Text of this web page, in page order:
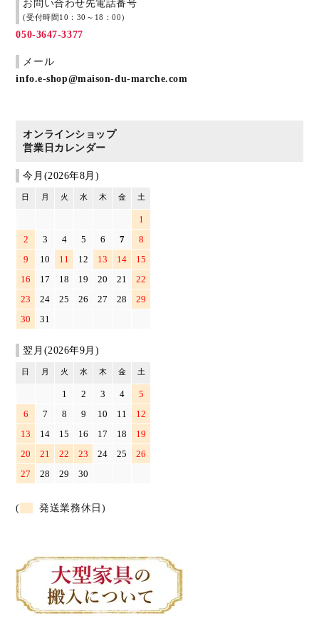
お問い合わせ先電話番号
(受付時間10：30～18：00）
050-3647-3377
メール
info.e-shop@maison-du-marche.com
オンラインショップ
営業日カレンダー
今月(2026年8月)
日 月 火 水 木 金 土
1
2
3 4 5 6 7
8
9
10 11 12 13 14
15
16
17 18 19 20 21
22
23
24 25 26 27 28
29
30
31
翌月(2026年9月)
日 月 火 水 木 金 土
1 2 3 4
5
6
7 8 9 10 11
12
13
14 15 16 17 18
19
20
21 22 23 24 25
26
27
28 29 30
( 発送業務休日)